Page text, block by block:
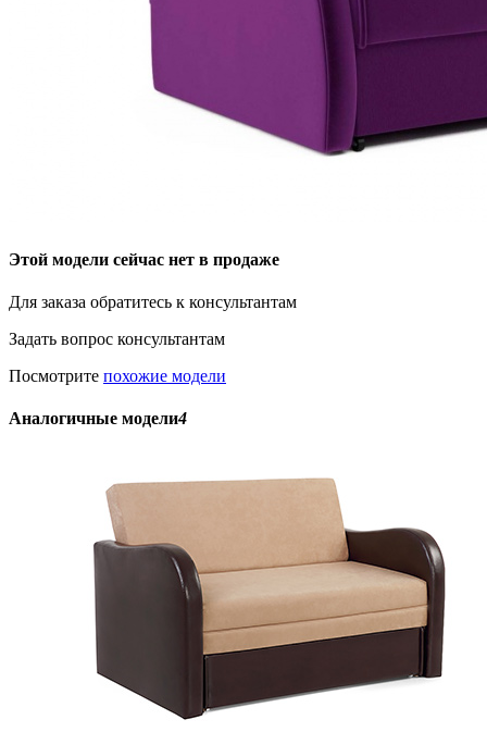
Этой модели сейчас нет в продаже
Для заказа обратитесь к консультантам
Задать вопрос консультантам
Посмотрите похожие модели
Аналогичные модели4